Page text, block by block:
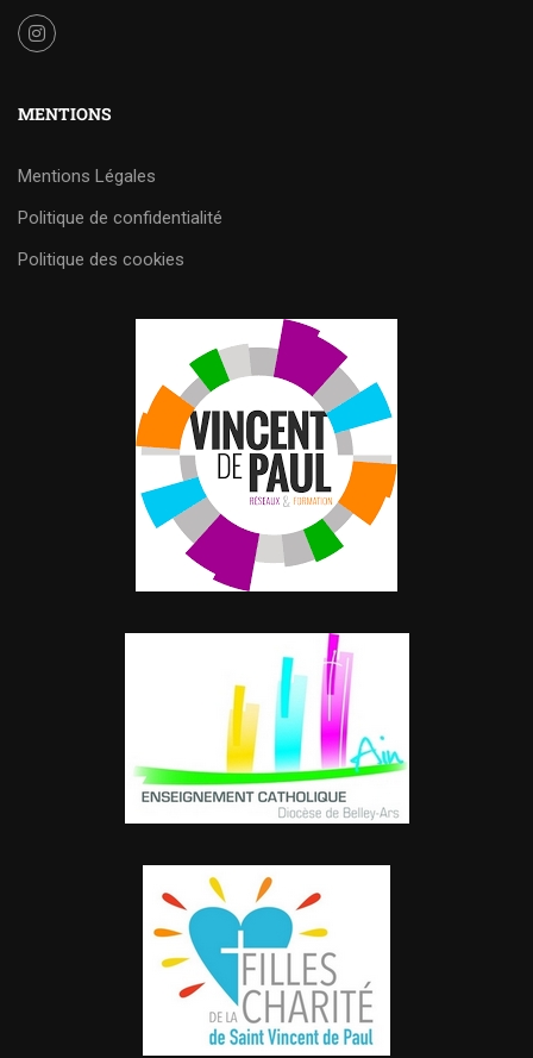
MENTIONS
Mentions Légales
Politique de confidentialité
Politique des cookies